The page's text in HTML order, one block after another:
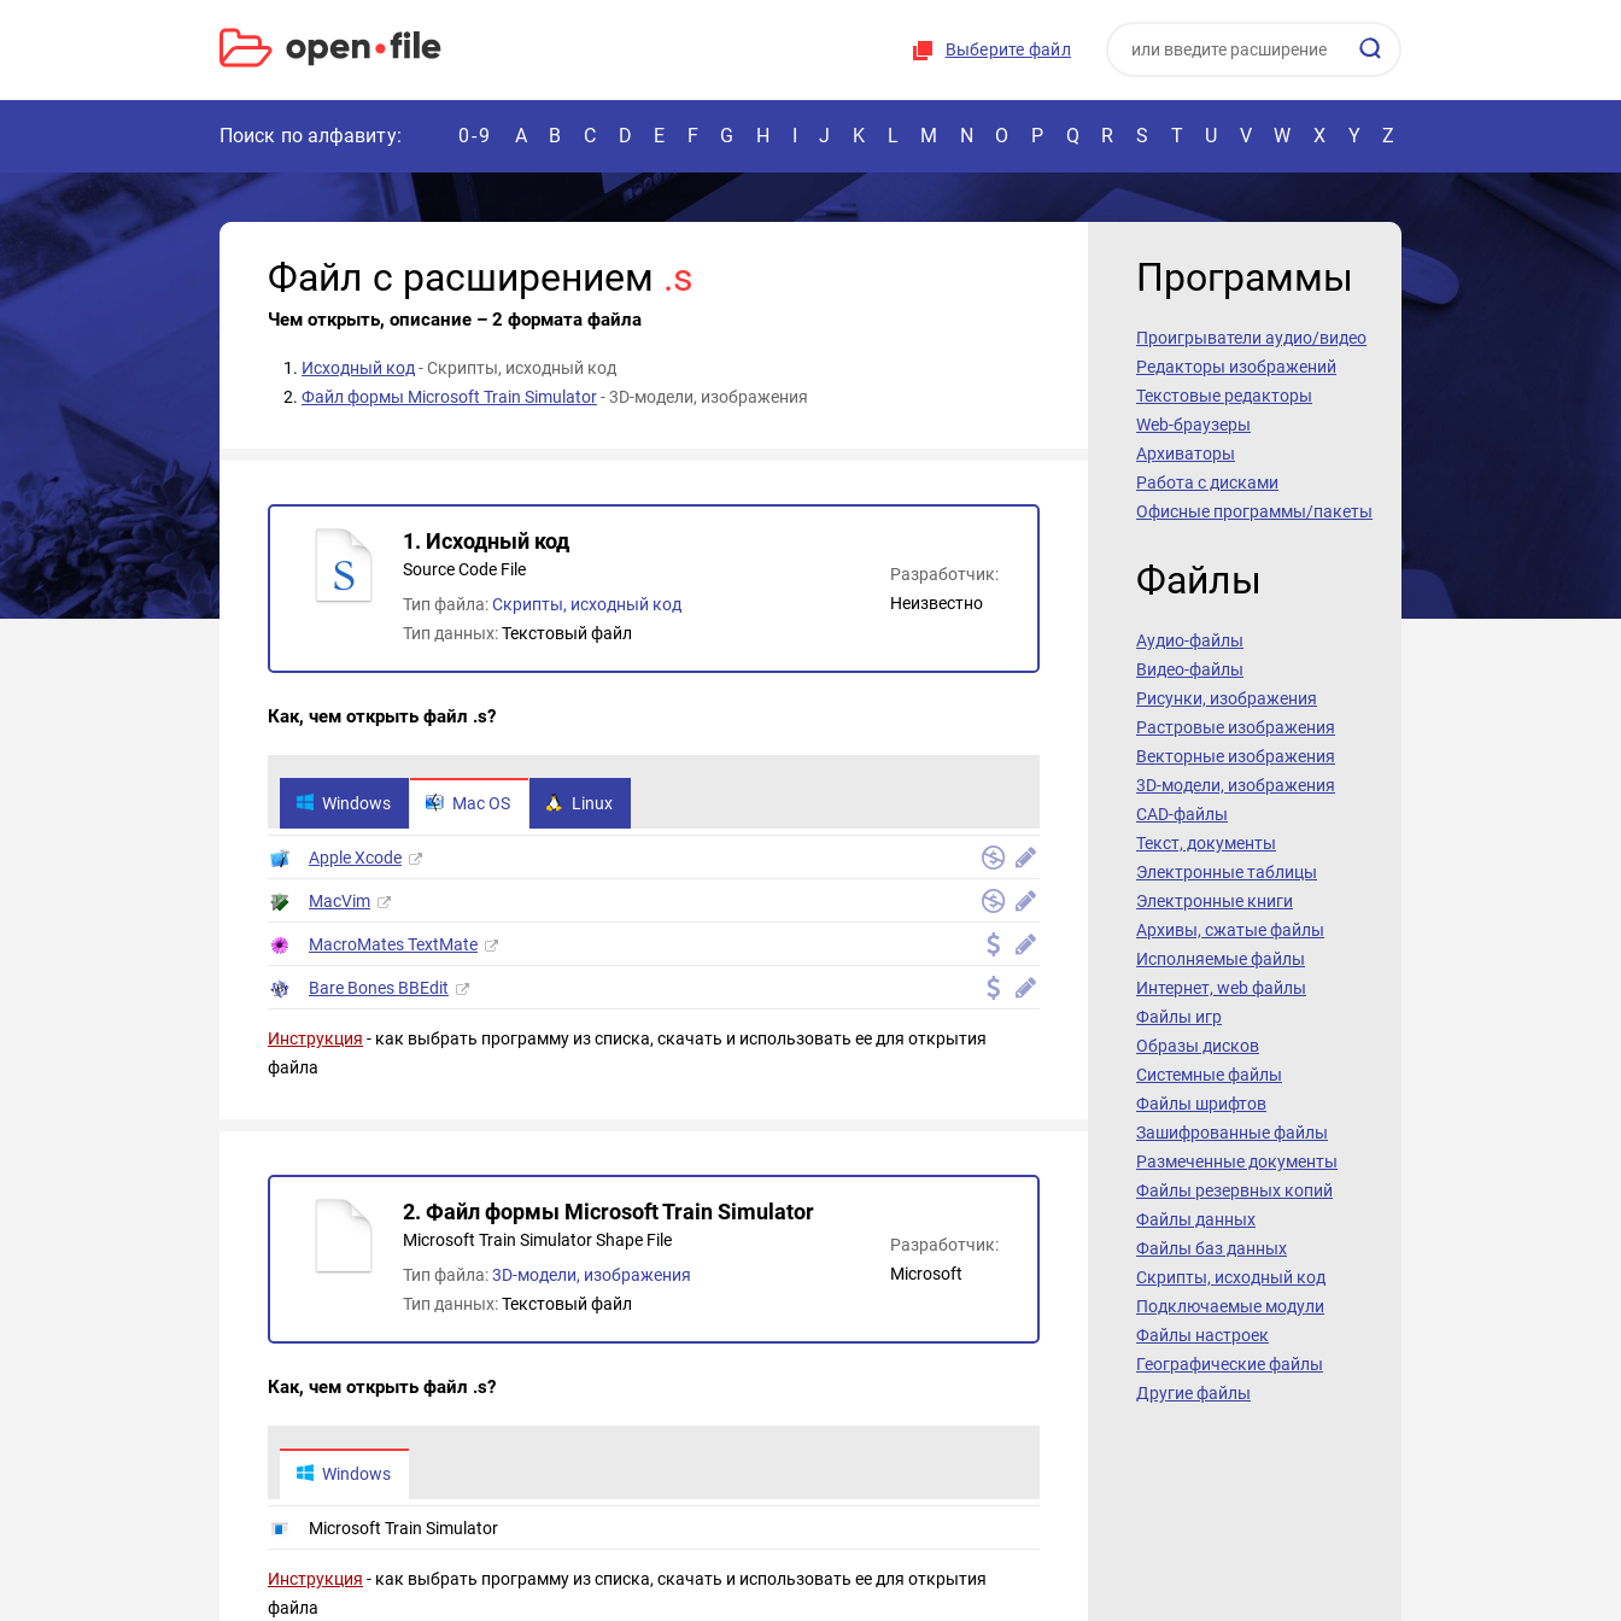
Выберите файл
Поиск по алфавиту: 0-9 A B C D E F G H I J K L M N O P Q R S T U V W X Y Z
Файл с расширением .s
Чем открыть, описание – 2 формата файла
Исходный код - Скрипты, исходный код
Файл формы Microsoft Train Simulator- 3D-модели, изображения
1. Исходный код
Source Code File
Тип файла:Скрипты, исходный код
Тип данных:Текстовый файл
Разработчик:
Неизвестно
Как, чем открыть файл .s?
Windows Mac OS Linux
Apple Xcode
MacVim
MacroMates TextMate
Bare Bones BBEdit
Инструкция - как выбрать программу из списка, скачать и использовать ее для открытия
файла
2. Файл формы Microsoft Train Simulator
Microsoft Train Simulator Shape File
Тип файла:3D-модели, изображения
Тип данных:Текстовый файл
Разработчик:
Microsoft
Как, чем открыть файл .s?
Windows
Microsoft Train Simulator
Инструкция - как выбрать программу из списка, скачать и использовать ее для открытия
файла
Программы
Проигрыватели аудио/видео
Редакторы изображений
Текстовые редакторы
Web-браузеры
Архиваторы
Работа с дисками
Офисные программы/пакеты
Файлы
Аудио-файлы
Видео-файлы
Рисунки, изображения
Растровые изображения
Векторные изображения
3D-модели, изображения
CAD-файлы
Текст, документы
Электронные таблицы
Электронные книги
Архивы, сжатые файлы
Исполняемые файлы
Интернет, web файлы
Файлы игр
Образы дисков
Системные файлы
Файлы шрифтов
Зашифрованные файлы
Размеченные документы
Файлы резервных копий
Файлы данных
Файлы баз данных
Скрипты, исходный код
Подключаемые модули
Файлы настроек
Географические файлы
Другие файлы